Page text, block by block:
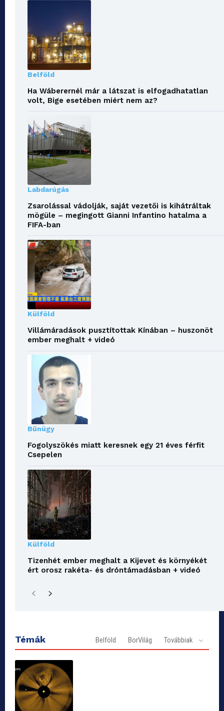
Belföld
Ha Wáberernél már a látszat is elfogadhatatlan
volt, Bige esetében miért nem az?
Labdarúgás
Zsarolással vádolják, saját vezetői is kihátráltak
mögüle – megingott Gianni Infantino hatalma a
FIFA-ban
Külföld
Villámáradások pusztítottak Kínában – huszonöt
ember meghalt + videó
Bűnügy
Fogolyszökés miatt keresnek egy 21 éves férfit
Csepelen
Külföld
Tizenhét ember meghalt a Kijevet és környékét
ért orosz rakéta- és dróntámadásban + videó
Témák Belföld BorVilág Továbbiak